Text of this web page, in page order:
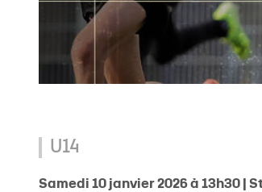
U14
Samedi 10 janvier 2026 à 13h30 |